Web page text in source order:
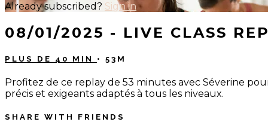
Already subscribed? Sign in
08/01/2025 - LIVE CLASS
PLUS DE 40 MIN • 53M
Profitez de ce replay de 53 minutes avec Séverine
précis et exigeants adaptés à tous les niveaux.
SHARE WITH FRIENDS